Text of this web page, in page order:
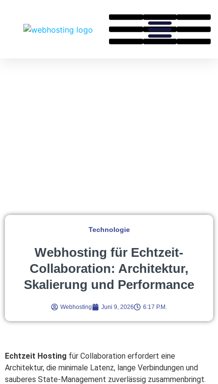
Technologie
Webhosting für Echtzeit-
Collaboration: Architektur,
Skalierung und Performance
Webhosting Juni 9, 2026 6:17 P.m.
Echtzeit Hosting für Collaboration erfordert eine
Architektur, die minimale Latenz, lange Verbindungen und
sauberes State-Management zuverlässig zusammenbringt.